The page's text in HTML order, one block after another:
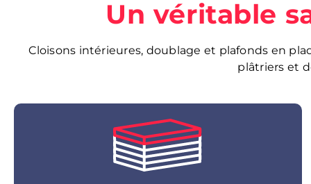
Un véritable
Cloisons intérieures, doublage et plafonds en
plâtriers et